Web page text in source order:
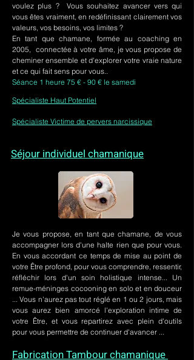
voulez plus ? Vous souhaitez avancer vers qui
vous êtes vraiment, en redéfinissant clairement vos
valeurs, vos besoins, vos limites ?
En tant que chamane, formée au coaching en
2005, connectée à votre âme, je vous propose de
cheminer ensemble et d'explorer votre vraie nature
et ce qui fait sens pour vous..
Séance 1 heure 75 € - 90 € le samedi
Spécialiste Haut Potentiel
Spécialiste Victime de pervers narcissique
Séjour individuel chamanique
Je vous propose, en tant que chamane, de vous
accompagner lors d'une halte rien que pour vous.
En vous accordant ce temps de mise au point de
votre Être profond, pour vous comprendre, ressentir,
réfléchir lors d'un soin holistique intense... Un
remue-méninges cocooning en solo et en douceur
... Vous n'aurez pas tout réglé en 1 ou 2 jours, mais
vous aurez bien amorcé l'exploration intime de
votre Être, et vous repartirez avec plein d'outils
pour vous permettre de continuer d'avancer ...
Fabrication Tambour chamanique